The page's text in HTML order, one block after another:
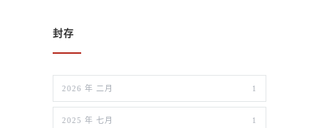
封存
2026 年 二月 1
2025 年 七月 1